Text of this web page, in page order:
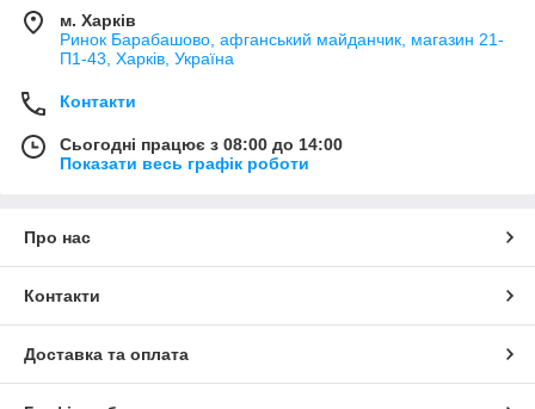
м. Харків
Ринок Барабашово, афганський майданчик, магазин 21-
П1-43, Харків, Україна
Контакти
Сьогодні працює з 08:00 до 14:00
Показати весь графік роботи
Про нас
Контакти
Доставка та оплата